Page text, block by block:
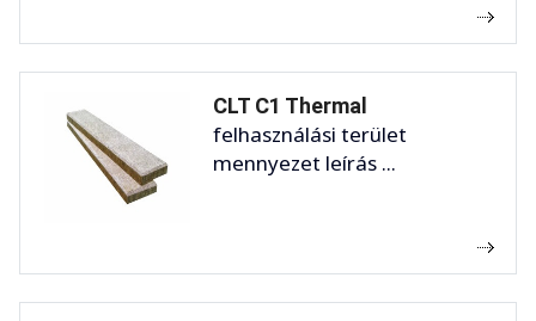
CLT C1 Thermal
felhasználási terület
mennyezet leírás ...